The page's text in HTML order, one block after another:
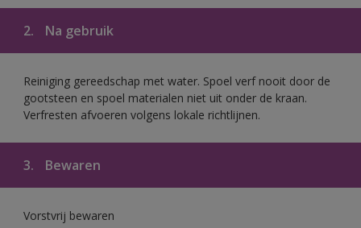
2. Na gebruik
Reiniging gereedschap met water. Spoel verf nooit door de
gootsteen en spoel materialen niet uit onder de kraan.
Verfresten afvoeren volgens lokale richtlijnen.
3. Bewaren
Vorstvrij bewaren